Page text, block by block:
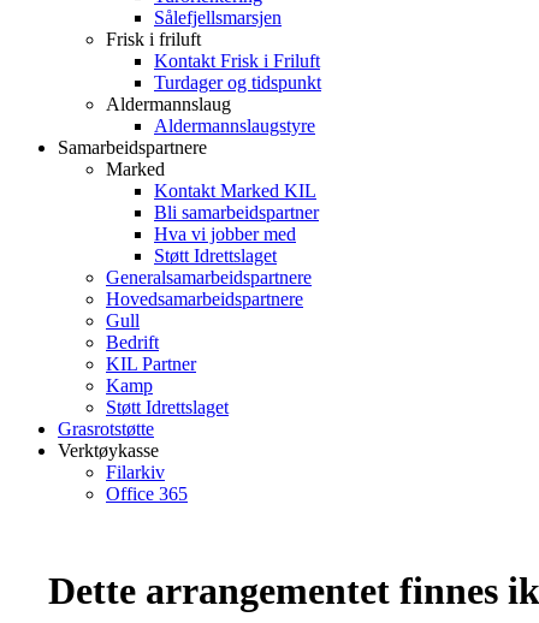
Sålefjellsmarsjen
Frisk i friluft
Kontakt Frisk i Friluft
Turdager og tidspunkt
Aldermannslaug
Aldermannslaugstyre
Samarbeidspartnere
Marked
Kontakt Marked KIL
Bli samarbeidspartner
Hva vi jobber med
Støtt Idrettslaget
Generalsamarbeidspartnere
Hovedsamarbeidspartnere
Gull
Bedrift
KIL Partner
Kamp
Støtt Idrettslaget
Grasrotstøtte
Verktøykasse
Filarkiv
Office 365
Dette arrangementet finnes